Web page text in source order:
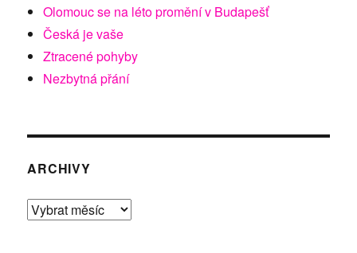
Olomouc se na léto promění v Budapešť
Česká je vaše
Ztracené pohyby
Nezbytná přání
ARCHIVY
Archivy